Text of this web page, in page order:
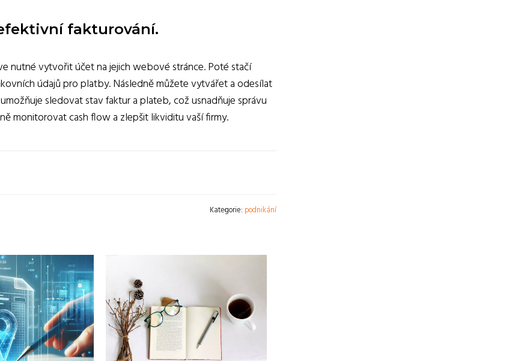
fakturování.
nutné vytvořit účet na jejich webové stránce. Poté stačí
údajů pro platby. Následně můžete vytvářet a odesílat
sledovat stav faktur a plateb, což usnadňuje správu
monitorovat cash flow a zlepšit likviditu vaší firmy.
Kategorie: podnikání